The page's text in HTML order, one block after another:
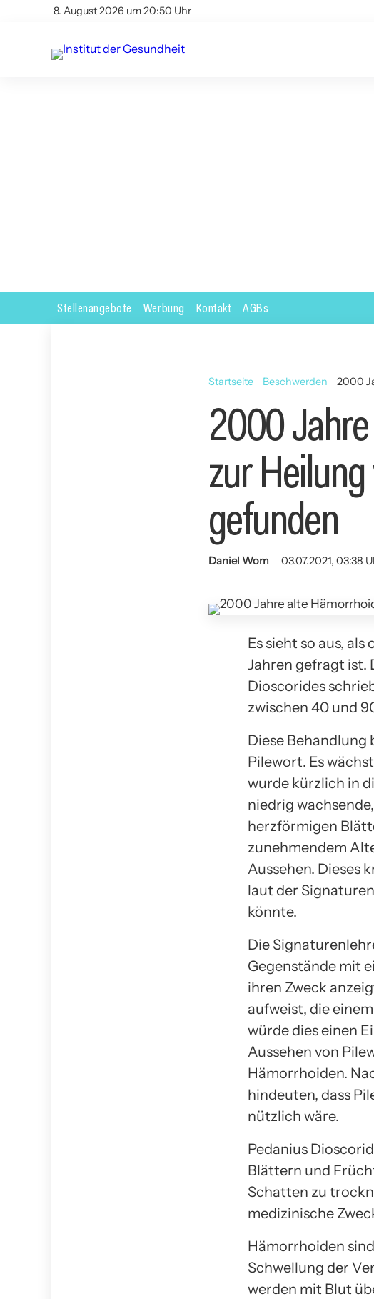
8. August 2026 um 20:50 Uhr
Stellenangebote Werbung Kontakt AGBs
Startseite Beschwerden 2000
2000
zur
gefunden
Daniel Wom 03.07.2021, 03:38
Es sieht so aus,
Jahren gefragt ist.
Dioscorides
zwischen 40 und
Diese Behandlung
Pilewort. Es
wurde kürzlich in
niedrig
herzförmigen
zunehmendem
Aussehen. Dieses
laut der
könnte.
Die
Gegenstände mit
ihren Zweck
aufweist, die
würde dies einen
Aussehen von
Hämorrhoiden.
hindeuten, dass
nützlich wäre.
Pedanius
Blättern und
Schatten zu
medizinische
Hämorrhoiden
Schwellung der
werden mit Blut